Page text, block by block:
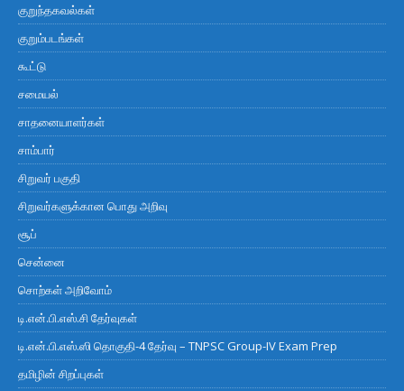
குறுந்தகவல்கள்
குறும்படங்கள்
கூட்டு
சமையல்
சாதனையாளர்கள்
சாம்பார்
சிறுவர் பகுதி
சிறுவர்களுக்கான பொது அறிவு
சூப்
சென்னை
சொற்கள் அறிவோம்
டி.என்.பி.எஸ்.சி தேர்வுகள்
டி.என்.பி.எஸ்.ஸி தொகுதி-4 தேர்வு – TNPSC Group-IV Exam Prep
தமிழின் சிறப்புகள்